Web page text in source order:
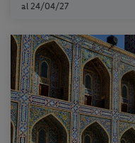
al 24/04/27